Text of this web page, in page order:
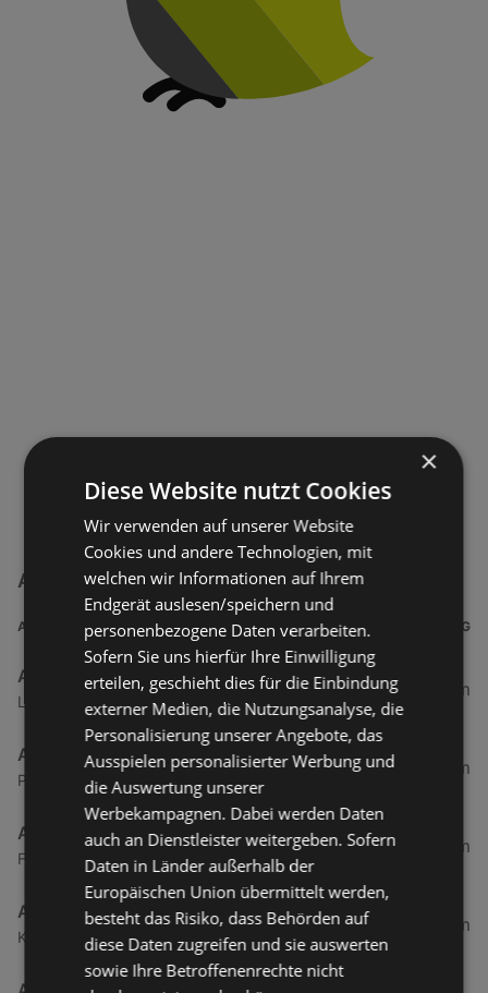
A1 Tankstelle Filialen in der Nähe
ADRESSE ENTFERNUNG
A1 Tankstelle
Loferer Bundesstraße 1, 6384 Waidring
227,04 km
A1 Tankstelle
Pockhorn 29, 9844 Heiligenblut
251,44 km
A1 Tankstelle Wilhelm Feichtinger
Franz-Kreutzbergerstraße 9, 5310 Mondsee
284,24 km
A1 Tankstelle
Konrad-Lesiak-Platz 6, 5340 St. Gilgen
284,28 km
×
Diese Website nutzt Cookies
Wir verwenden auf unserer Website
Cookies und andere Technologien, mit
welchen wir Informationen auf Ihrem
Endgerät auslesen/speichern und
personenbezogene Daten verarbeiten.
Sofern Sie uns hierfür Ihre Einwilligung
erteilen, geschieht dies für die Einbindung
externer Medien, die Nutzungsanalyse, die
Personalisierung unserer Angebote, das
Ausspielen personalisierter Werbung und
die Auswertung unserer
Werbekampagnen. Dabei werden Daten
auch an Dienstleister weitergeben. Sofern
Daten in Länder außerhalb der
Europäischen Union übermittelt werden,
besteht das Risiko, dass Behörden auf
diese Daten zugreifen und sie auswerten
sowie Ihre Betroffenenrechte nicht